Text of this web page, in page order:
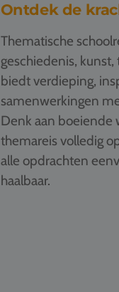
Ontdek de
Thematische
geschiedenis,
biedt verdieping,
samenwerkingen
Denk aan boeiende
themareis volledig
alle opdrachten
haalbaar.